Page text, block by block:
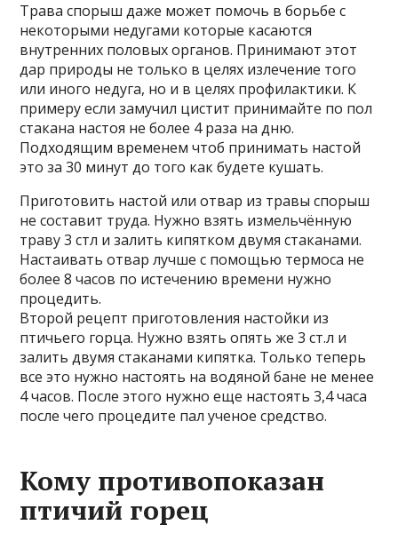
Трава спорыш даже может помочь в борьбе с
некоторыми недугами которые касаются
внутренних половых органов. Принимают этот
дар природы не только в целях излечение того
или иного недуга, но и в целях профилактики. К
примеру если замучил цистит принимайте по пол
стакана настоя не более 4 раза на дню.
Подходящим временем чтоб принимать настой
это за 30 минут до того как будете кушать.
Приготовить настой или отвар из травы спорыш
не составит труда. Нужно взять измельчённую
траву 3 стл и залить кипятком двумя стаканами.
Настаивать отвар лучше с помощью термоса не
более 8 часов по истечению времени нужно
процедить.
Второй рецепт приготовления настойки из
птичьего горца. Нужно взять опять же 3 ст.л и
залить двумя стаканами кипятка. Только теперь
все это нужно настоять на водяной бане не менее
4 часов. После этого нужно еще настоять 3,4 часа
после чего процедите пал ученое средство.
Кому противопоказан
птичий горец